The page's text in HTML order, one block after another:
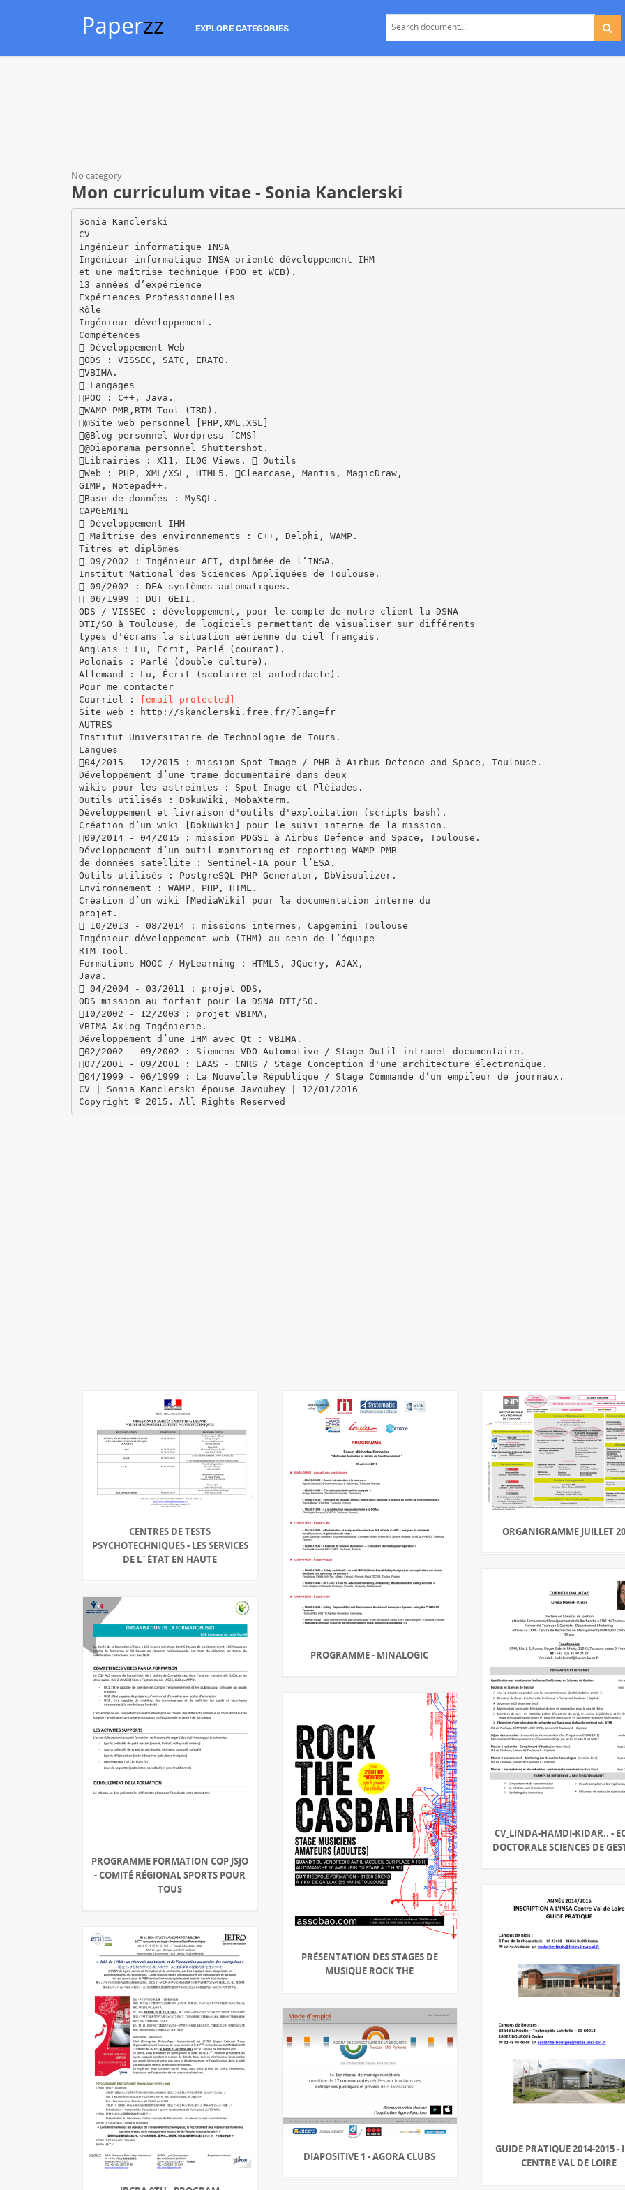
Paperzz EXPLORE CATEGORIES
No category
Mon curriculum vitae - Sonia Kanclerski
Sonia Kanclerski
CV
Ingénieur informatique INSA
Ingénieur informatique INSA orienté développement IHM
et une maîtrise technique (POO et WEB).
13 années d’expérience
Expériences Professionnelles
Rôle
Ingénieur développement.
Compétences
 Développement Web
ODS : VISSEC, SATC, ERATO.
VBIMA.
 Langages
POO : C++, Java.
WAMP PMR,RTM Tool (TRD).
@Site web personnel [PHP,XML,XSL]
@Blog personnel Wordpress [CMS]
@Diaporama personnel Shuttershot.
Librairies : X11, ILOG Views.  Outils
Web : PHP, XML/XSL, HTML5. Clearcase, Mantis, MagicDraw,
GIMP, Notepad++.
Base de données : MySQL.
CAPGEMINI
 Développement IHM
 Maîtrise des environnements : C++, Delphi, WAMP.
Titres et diplômes
 09/2002 : Ingénieur AEI, diplômée de l‘INSA.
Institut National des Sciences Appliquées de Toulouse.
 09/2002 : DEA systèmes automatiques.
 06/1999 : DUT GEII.
ODS / VISSEC : développement, pour le compte de notre client la DSNA
DTI/SO à Toulouse, de logiciels permettant de visualiser sur différents
types d'écrans la situation aérienne du ciel français.
Anglais : Lu, Écrit, Parlé (courant).
Polonais : Parlé (double culture).
Allemand : Lu, Écrit (scolaire et autodidacte).
Pour me contacter
Courriel :
[email protected]
Site web : http://skanclerski.free.fr/?lang=fr
AUTRES
Institut Universitaire de Technologie de Tours.
Langues
04/2015 - 12/2015 : mission Spot Image / PHR à Airbus Defence and Space, Toulouse.
Développement d’une trame documentaire dans deux
wikis pour les astreintes : Spot Image et Pléiades.
Outils utilisés : DokuWiki, MobaXterm.
Développement et livraison d'outils d'exploitation (scripts bash).
Création d’un wiki [DokuWiki] pour le suivi interne de la mission.
09/2014 - 04/2015 : mission PDGS1 à Airbus Defence and Space, Toulouse.
Développement d’un outil monitoring et reporting WAMP PMR
de données satellite : Sentinel-1A pour l’ESA.
Outils utilisés : PostgreSQL PHP Generator, DbVisualizer.
Environnement : WAMP, PHP, HTML.
Création d’un wiki [MediaWiki] pour la documentation interne du
projet.
 10/2013 - 08/2014 : missions internes, Capgemini Toulouse
Ingénieur développement web (IHM) au sein de l’équipe
RTM Tool.
Formations MOOC / MyLearning : HTML5, JQuery, AJAX,
Java.
 04/2004 - 03/2011 : projet ODS,
ODS mission au forfait pour la DSNA DTI/SO.
10/2002 - 12/2003 : projet VBIMA,
VBIMA Axlog Ingénierie.
Développement d’une IHM avec Qt : VBIMA.
02/2002 - 09/2002 : Siemens VDO Automotive / Stage Outil intranet documentaire.
07/2001 - 09/2001 : LAAS - CNRS / Stage Conception d'une architecture électronique.
04/1999 - 06/1999 : La Nouvelle République / Stage Commande d’un empileur de journaux.
CV | Sonia Kanclerski épouse Javouhey | 12/01/2016
CENTRES DE TESTS
PSYCHOTECHNIQUES - LES SERVICES
DE L`ÉTAT EN HAUTE
PROGRAMME - MINALOGIC
ORGANIGRAMME JUILLET
CV_LINDA-HAMDI-KIDAR.. -
DOCTORALE SCIENCES DE
PROGRAMME FORMATION CQP JSJO
- COMITÉ RÉGIONAL SPORTS POUR
TOUS
PRÉSENTATION DES STAGES DE
MUSIQUE ROCK THE
GUIDE PRATIQUE 2014-2015 -
CENTRE VAL DE LOIRE
DIAPOSITIVE 1 - AGORA CLUBS